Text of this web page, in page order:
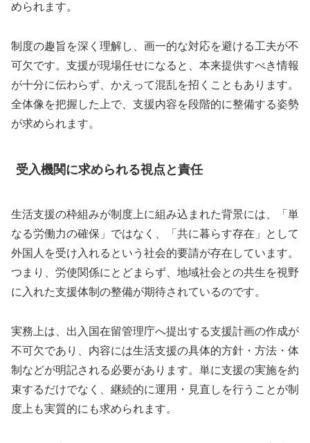
められます。
制度の趣旨を深く理解し、画一的な対応を避ける工夫が不
可欠です。支援が現場任せになると、本来提供すべき情報
が十分に伝わらず、かえって混乱を招くこともあります。
全体像を把握した上で、支援内容を段階的に整備する姿勢
が求められます。
受入機関に求められる視点と責任
生活支援の枠組みが制度上に組み込まれた背景には、「単
なる労働力の確保」ではなく、「共に暮らす存在」として
外国人を受け入れるという社会的要請が存在しています。
つまり、労使関係にとどまらず、地域社会との共生を視野
に入れた支援体制の整備が期待されているのです。
実務上は、出入国在留管理庁へ提出する支援計画の作成が
不可欠であり、内容には生活支援の具体的方針・方法・体
制などが明記される必要があります。単に支援の実施を約
束するだけでなく、継続的に運用・見直しを行うことが制
度上も実質的にも求められます。